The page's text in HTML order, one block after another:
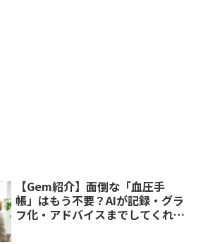
【Gem紹介】面倒な「血圧手
帳」はもう不要？AIが記録・グラ
フ化・アドバイスまでしてくれる